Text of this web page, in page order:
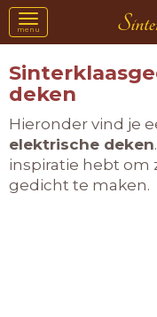
Toggle
navigation
menu
deken
Hieronder vind je
elektrische deken
inspiratie hebt om
gedicht te maken.